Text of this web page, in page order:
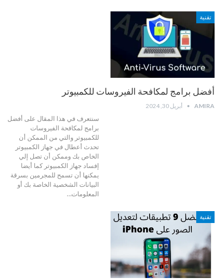
تقنية
أفضل برامج لمكافحة الفيروسات للكمبيوتر
AMIRA أبريل 30, 2024
سنتعرف في هذا المقال على أفضل
برامج لمكافحة الفيروسات
للكمبيوتر والتي من الممكن أن
تحدث أعطال في جهاز الكمبيوتر
الخاص بك وممكن أن تصل إلي
إفساد جهاز الكمبيوتر كما أيضا
يمكنها أن تسمح للمجرمين بسرقة
البيانات الشخصية الخاصة بك أو
المعلومات…
تقنية